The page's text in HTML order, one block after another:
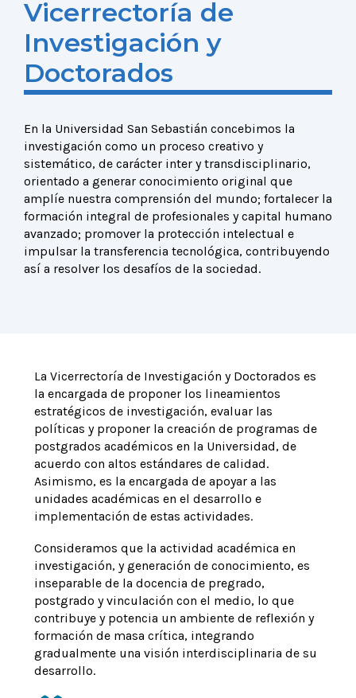
Vicerrectoría de
Investigación y
Doctorados
En la Universidad San Sebastián concebimos la
investigación como un proceso creativo y
sistemático, de carácter inter y transdisciplinario,
orientado a generar conocimiento original que
amplíe nuestra comprensión del mundo; fortalecer la
formación integral de profesionales y capital humano
avanzado; promover la protección intelectual e
impulsar la transferencia tecnológica, contribuyendo
así a resolver los desafíos de la sociedad.
La Vicerrectoría de Investigación y Doctorados es
la encargada de proponer los lineamientos
estratégicos de investigación, evaluar las
políticas y proponer la creación de programas de
postgrados académicos en la Universidad, de
acuerdo con altos estándares de calidad.
Asimismo, es la encargada de apoyar a las
unidades académicas en el desarrollo e
implementación de estas actividades.
Consideramos que la actividad académica en
investigación, y generación de conocimiento, es
inseparable de la docencia de pregrado,
postgrado y vinculación con el medio, lo que
contribuye y potencia un ambiente de reflexión y
formación de masa crítica, integrando
gradualmente una visión interdisciplinaria de su
desarrollo.